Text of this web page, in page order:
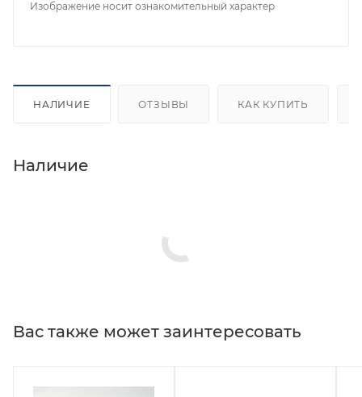
Изображение носит ознакомительный характер
НАЛИЧИЕ ОТЗЫВЫ КАК КУПИТЬ
Наличие
Вас также может заинтересовать